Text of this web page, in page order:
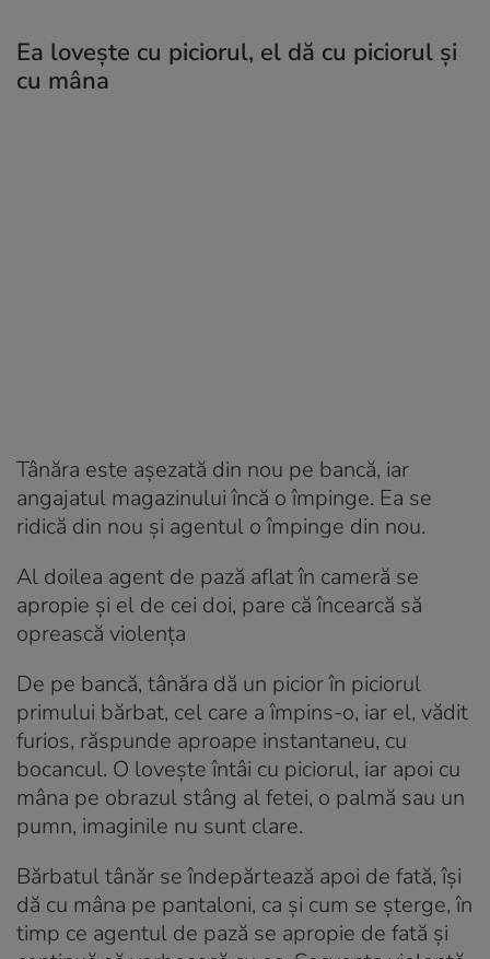
Ea lovește cu piciorul, el dă cu piciorul și
cu mâna
Tânăra este așezată din nou pe bancă, iar
angajatul magazinului încă o împinge. Ea se
ridică din nou și agentul o împinge din nou.
Al doilea agent de pază aflat în cameră se
apropie și el de cei doi, pare că încearcă să
oprească violența
De pe bancă, tânăra dă un picior în piciorul
primului bărbat, cel care a împins-o, iar el, vădit
furios, răspunde aproape instantaneu, cu
bocancul. O lovește întâi cu piciorul, iar apoi cu
mâna pe obrazul stâng al fetei, o palmă sau un
pumn, imaginile nu sunt clare.
Bărbatul tânăr se îndepărtează apoi de fată, își
dă cu mâna pe pantaloni, ca și cum se șterge, în
timp ce agentul de pază se apropie de fată și